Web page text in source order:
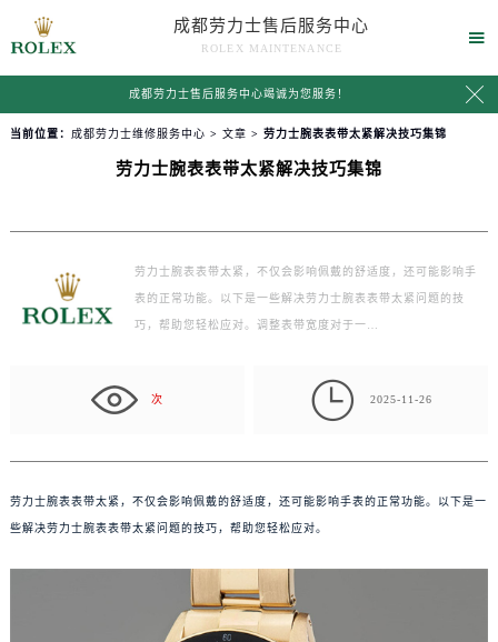
成都劳力士售后服务中心
ROLEX MAINTENANCE

成都劳力士售后服务中心竭诚为您服务！ 
当前位置： 成都劳力士维修服务中心 > 文章 > 劳力士腕表表带太紧解决技巧集锦
劳力士腕表表带太紧解决技巧集锦
劳力士腕表表带太紧，不仅会影响佩戴的舒适度，还可能影响手
表的正常功能。以下是一些解决劳力士腕表表带太紧问题的技
巧，帮助您轻松应对。调整表带宽度对于一…
次  2025-11-26
劳力士腕表表带太紧，不仅会影响佩戴的舒适度，还可能影响手表的正常功能。以下是一
些解决劳力士腕表表带太紧问题的技巧，帮助您轻松应对。